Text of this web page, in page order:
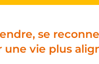
se
une vie plus